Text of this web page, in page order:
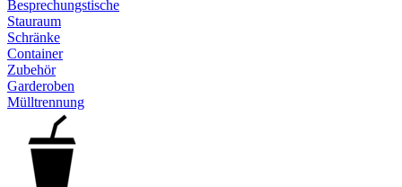
Besprechungstische
Stauraum
Schränke
Container
Zubehör
Garderoben
Mülltrennung